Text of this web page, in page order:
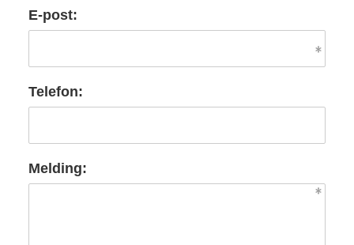
E-post:
Telefon:
Melding: